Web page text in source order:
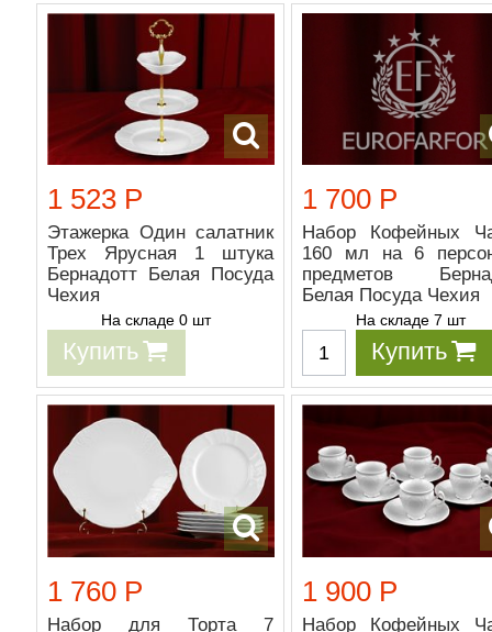
1 523 Р
Этажерка Один салатник
Трех Ярусная 1 штука
Бернадотт Белая Посуда
Чехия
На складе 0 шт
Купить
1 700 Р
Набор Кофейных
160 мл на 6
предметов
Белая Посуда Чехия
На складе 7 шт
Купить
1 760 Р
Набор для Торта 7
1 900 Р
Набор Кофейных